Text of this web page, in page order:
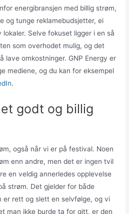
energibransjen med billig strøm,
og tunge reklamebudsjetter, ei
Selve fokuset ligger i en så
som overhodet mulig, og det
lave omkostninger. GNP Energy er
mediene, og du kan for eksempel
.
godt og billig
også når vi er på festival. Noen
enn andre, men det er ingen tvil
en veldig annerledes opplevelse
strøm. Det gjelder for både
er rett og slett en selvfølge, og vi
man ikke burde ta for gitt, er den